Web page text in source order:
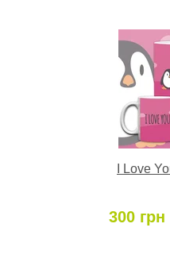
I Love
300 грн